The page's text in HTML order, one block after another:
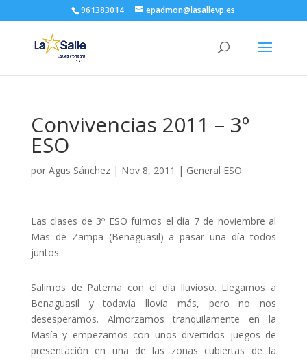
961383014 epadmon@lasallevp.es
Convivencias 2011 – 3º
ESO
por Agus Sánchez| Nov 8, 2011 | General ESO
Las clases de 3º ESO fuimos el día 7 de noviembre al
Mas de Zampa (Benaguasil) a pasar una día todos
juntos.
Salimos de Paterna con el día lluvioso. Llegamos a
Benaguasil y todavía llovía más, pero no nos
desesperamos. Almorzamos tranquilamente en la
Masía y empezamos con unos divertidos juegos de
presentación en una de las zonas cubiertas de la